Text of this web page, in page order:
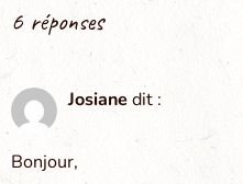
6 réponses
Josianedit :
Bonjour,